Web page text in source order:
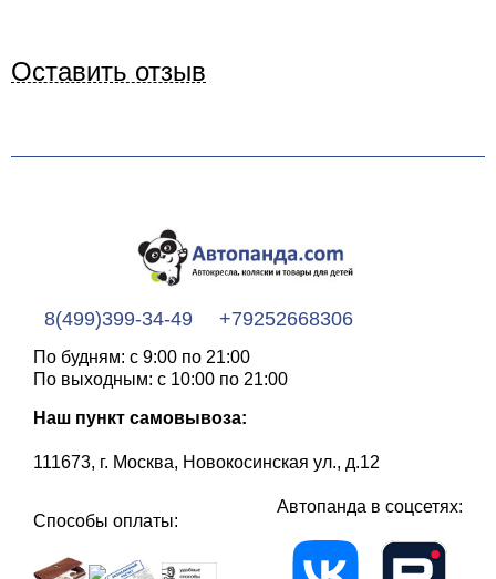
Оставить отзыв
8(499)399-34-49 +79252668306
По будням: с 9:00 по 21:00
По выходным: с 10:00 по 21:00
Наш пункт самовывоза:
111673, г. Москва, Новокосинская ул., д.12
Способы оплаты:
Автопанда в соцсетях: